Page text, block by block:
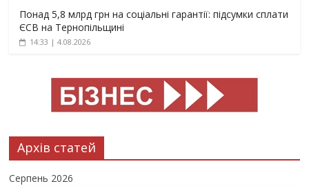
Понад 5,8 млрд грн на соціальні гарантії: підсумки сплати
ЄСВ на Тернопільщині
14:33 | 4.08.2026
Архів статей
Серпень 2026